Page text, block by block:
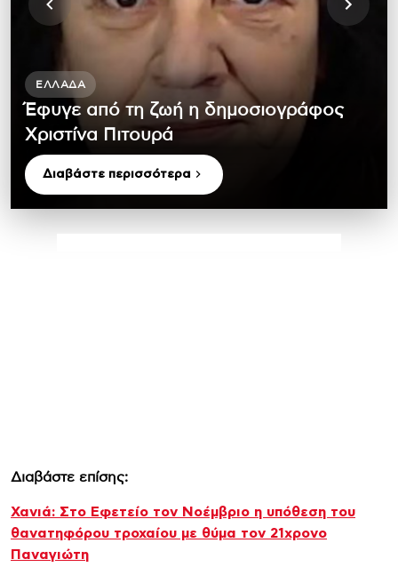
ΕΛΛΆΔΑ
Έφυγε από τη ζωή η δημοσιογράφος
Χριστίνα Πιτουρά
Διαβάστε περισσότερα
Διαβάστε επίσης:
Χανιά: Στο Εφετείο τον Νοέμβριο η υπόθεση του
θανατηφόρου τροχαίου με θύμα τον 21χρονο
Παναγιώτη